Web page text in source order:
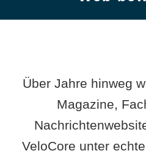
Über Jahre hinweg
Magazine,
VeloCore unter